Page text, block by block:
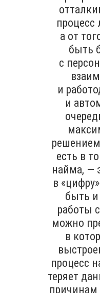
процесс
а от
быть
с
и
и
есть в
найма, —
в
быть и
работы
можно
в
процесс
теряет
причинам